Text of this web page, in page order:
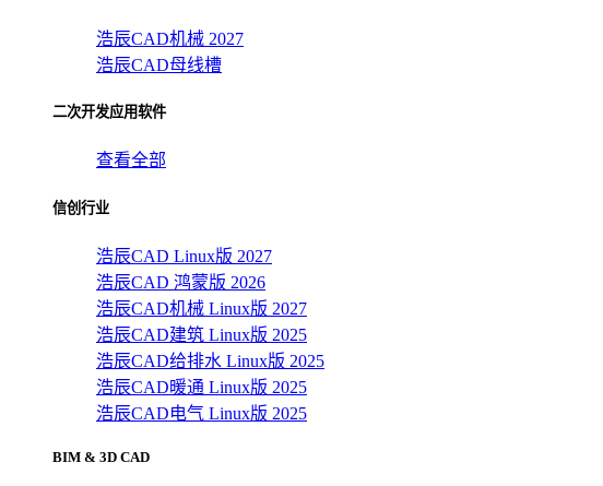
浩辰CAD机械 2027
浩辰CAD母线槽
二次开发应用软件
查看全部
信创行业
浩辰CAD Linux版 2027
浩辰CAD 鸿蒙版 2026
浩辰CAD机械 Linux版 2027
浩辰CAD建筑 Linux版 2025
浩辰CAD给排水 Linux版 2025
浩辰CAD暖通 Linux版 2025
浩辰CAD电气 Linux版 2025
BIM & 3D CAD